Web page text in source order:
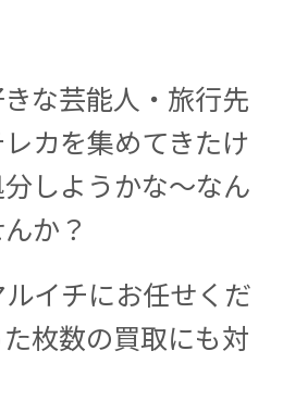
な芸能人・旅行先
カを集めてきたけ
しようかな〜なん
か？
イチにお任せくだ
枚数の買取にも対